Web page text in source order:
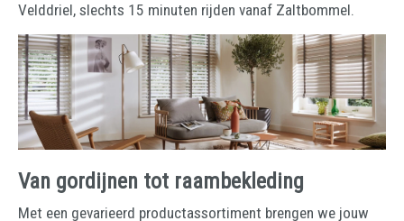
Velddriel, slechts 15 minuten rijden vanaf Zaltbommel.
Van gordijnen tot raambekleding
Met een gevarieerd productassortiment brengen we jouw